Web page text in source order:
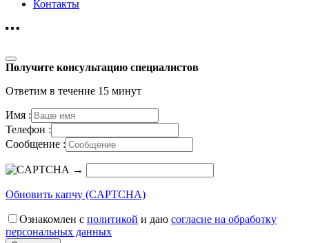
Контакты
Получите консультацию специалистов
Ответим в течение 15 минут
Имя :
Телефон :
Сообщение :
→
Обновить капчу (CAPTCHA)
Ознакомлен с политикой и даю согласие на обработку
персональных данных